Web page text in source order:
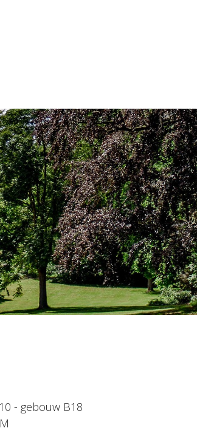
- gebouw B18